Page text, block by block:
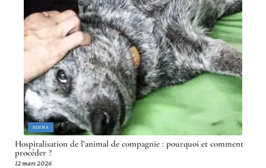
SOINS
Hospitalisation de l’animal de compagnie : pourquoi et comment
procéder ?
12 mars 2026